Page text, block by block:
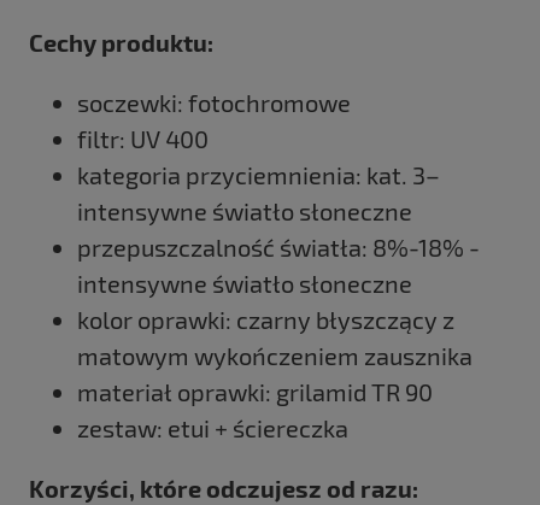
Cechy produktu:
soczewki: fotochromowe
filtr: UV 400
kategoria przyciemnienia: kat. 3–
intensywne światło słoneczne
przepuszczalność światła: 8%-18% -
intensywne światło słoneczne
kolor oprawki: czarny błyszczący z
matowym wykończeniem zausznika
materiał oprawki: grilamid TR 90
zestaw: etui + ściereczka
Korzyści, które odczujesz od razu: